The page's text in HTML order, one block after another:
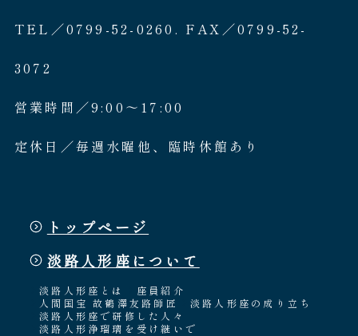
TEL／0799-52-0260. FAX／0799-52-
3072
営業時間／9:00〜17:00
定休日／毎週水曜他、臨時休館あり
トップページ
淡路人形座について
淡路人形座とは
座員紹介
人間国宝 故鶴澤友路師匠
淡路人形座の成り立ち
淡路人形座で研修した人々
淡路人形浄瑠璃を受け継いで